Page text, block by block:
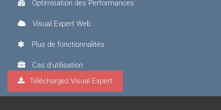
Optimisation des Performances
Visual Expert Web
Plus de fonctionnalités
Cas d'utilisation
Visual Expert.AI
Téléchargez Visual Expert